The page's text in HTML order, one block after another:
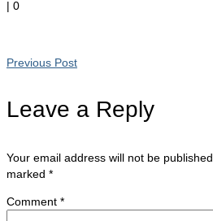
| 0
Previous Post
Leave a Reply
Your email address will not be published.
marked *
Comment *